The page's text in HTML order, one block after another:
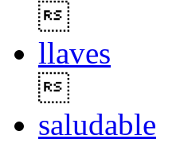
llaves
saludable